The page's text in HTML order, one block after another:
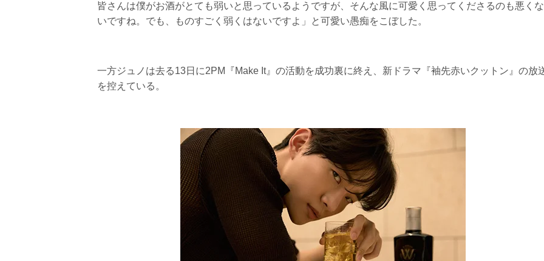
皆さんは僕がお酒がとても弱いと思っているようですが、そんな風に可愛く思ってくださるのも悪くな
いですね。でも、ものすごく弱くはないですよ」と可愛い愚痴をこぼした。
一方ジュノは去る13日に2PM『Make It』の活動を成功裏に終え、新ドラマ『袖先赤いクットン』の放
を控えている。